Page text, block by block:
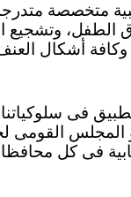
متخصصة
الطفل،
وكافة أشكال
سلوكياتنا،
المجلس القومى
فى كل